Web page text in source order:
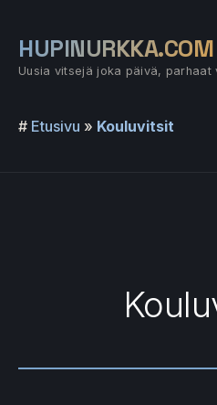
sisältöön
HUPINURKKA.COM
Uusia vitsejä joka päivä, parhaat
# Etusivu » Kouluvitsit